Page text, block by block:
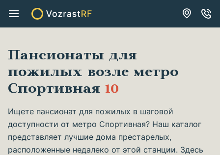
Пансионаты для
пожилых возле метро
Спортивная 10
Ищете пансионат для пожилых в шаговой
доступности от метро Спортивная? Наш каталог
представляет лучшие дома престарелых,
расположенные недалеко от этой станции. Здесь